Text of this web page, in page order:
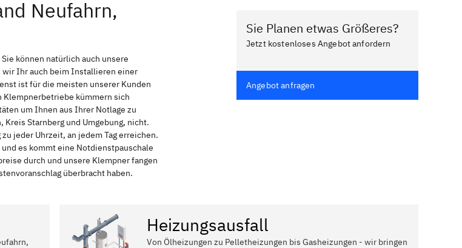
Neufahrn,
können natürlich auch unsere
wir Ihr auch beim Installieren einer
ist für die meisten unserer Kunden
kümmern sich
um Ihnen aus Ihrer Notlage zu
Starnberg und Umgebung, nicht.
jeder Uhrzeit, an jedem Tag erreichen.
es kommt eine Notdienstpauschale
durch und unsere Klempner fangen
überbracht haben.
Sie Planen etwas Größeres?
Jetzt kostenloses Angebot anfordern
Angebot anfragen
Heizungsausfall
Von Ölheizungen zu Pelletheizungen bis Gasheizungen - wir bringen